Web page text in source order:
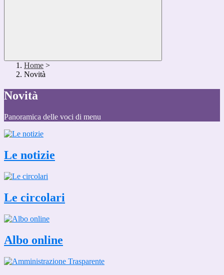
Home >
Novità
Novità
Panoramica delle voci di menu
Le notizie
Le circolari
Albo online